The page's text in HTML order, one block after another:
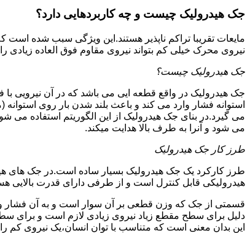
جک هیدرولیک چیست و چه کاربردهایی دارد؟
مایعات تقریبا تراکم ناپذیر هستند.این ویژگی سبب شده است
نیروی محرک خیلی کم بتواند نیروی مقاوم فوق العاده زیادی را
جک هیدرولیک چیست؟
جک هیدرولیک در واقع قطعه ایی می باشد که در آن نیرویی با
استوانه فشار وارد می کند و باعث بلند شدن بار روی
می گیرد.در بنای جک هیدرولیک از این الگوریتم استفاده می
می شود و آنرا به طرف بالا هدایت میکند.
طرز کار جک هیدرولیک
طرز کارکرد یک جک هیدرولیک بسیار ساده است.در جک های
هیدرولیکی قابل کنترل است و از طرفی دارای قدرت بالایی
قسمتی از جک که وزن قطعی بر آن سوار است و به آن فشار
دلیل برای سطح مقطع زیاد نیروی زیادی لازم است و برای
این بدان معنی است که متناسب با توان انسان،یک نیروی